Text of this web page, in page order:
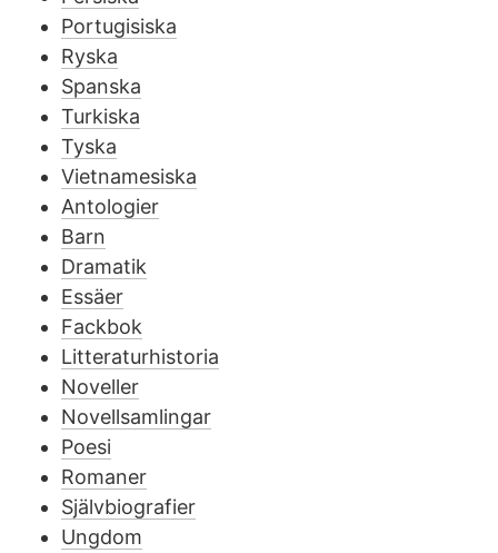
Portugisiska
Ryska
Spanska
Turkiska
Tyska
Vietnamesiska
Antologier
Barn
Dramatik
Essäer
Fackbok
Litteraturhistoria
Noveller
Novellsamlingar
Poesi
Romaner
Självbiografier
Ungdom